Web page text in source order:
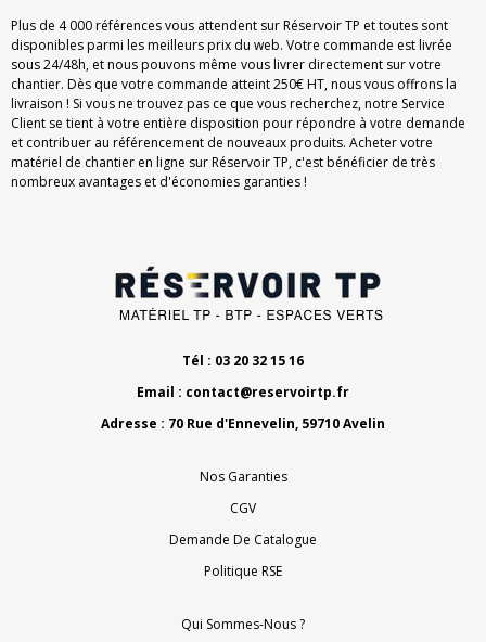
Plus de 4 000 références vous attendent sur Réservoir TP et toutes sont
disponibles parmi les meilleurs prix du web. Votre commande est livrée
sous 24/48h, et nous pouvons même vous livrer directement sur votre
chantier. Dès que votre commande atteint 250€ HT, nous vous offrons la
livraison ! Si vous ne trouvez pas ce que vous recherchez, notre Service
Client se tient à votre entière disposition pour répondre à votre demande
et contribuer au référencement de nouveaux produits. Acheter votre
matériel de chantier en ligne sur Réservoir TP, c'est bénéficier de très
nombreux avantages et d'économies garanties !
Tél : 03 20 32 15 16
Email : contact@reservoirtp.fr
Adresse : 70 Rue d'Ennevelin, 59710 Avelin
Nos Garanties
CGV
Demande De Catalogue
Politique RSE
Qui Sommes-Nous ?